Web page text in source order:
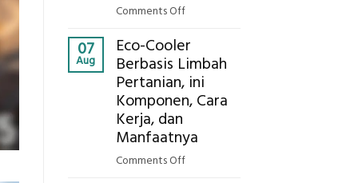
Comments Offon
Sondir
Tanah
Mataram,
Digital
Eksplorasi
Pastikan
07
Aug
Eco-Cooler
Berbasis Limbah
Pertanian, ini
Komponen, Cara
Kerja, dan
Manfaatnya
Comments Offon